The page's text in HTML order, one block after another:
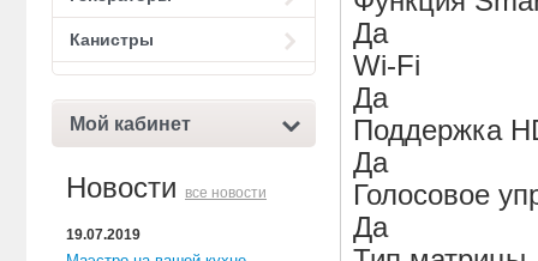
Канистры
Мой кабинет
Новости все новости
19.07.2019
Да
Wi-Fi
Да
Поддержка
Да
Голосовое
Да